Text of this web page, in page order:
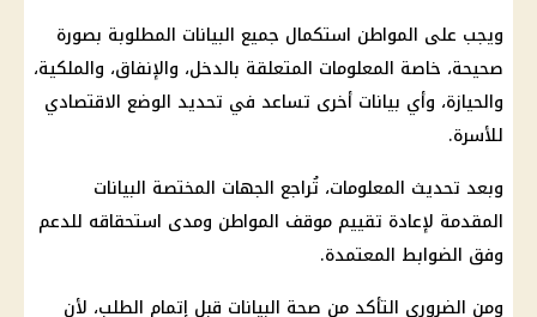
ويجب على المواطن استكمال جميع البيانات المطلوبة بصورة
صحيحة، خاصة المعلومات المتعلقة بالدخل، والإنفاق، والملكية،
والحيازة، وأي بيانات أخرى تساعد في تحديد الوضع الاقتصادي
للأسرة.
وبعد تحديث المعلومات، تُراجع الجهات المختصة البيانات
المقدمة لإعادة تقييم موقف المواطن ومدى استحقاقه للدعم
وفق الضوابط المعتمدة.
ومن الضروري التأكد من صحة البيانات قبل إتمام الطلب، لأن